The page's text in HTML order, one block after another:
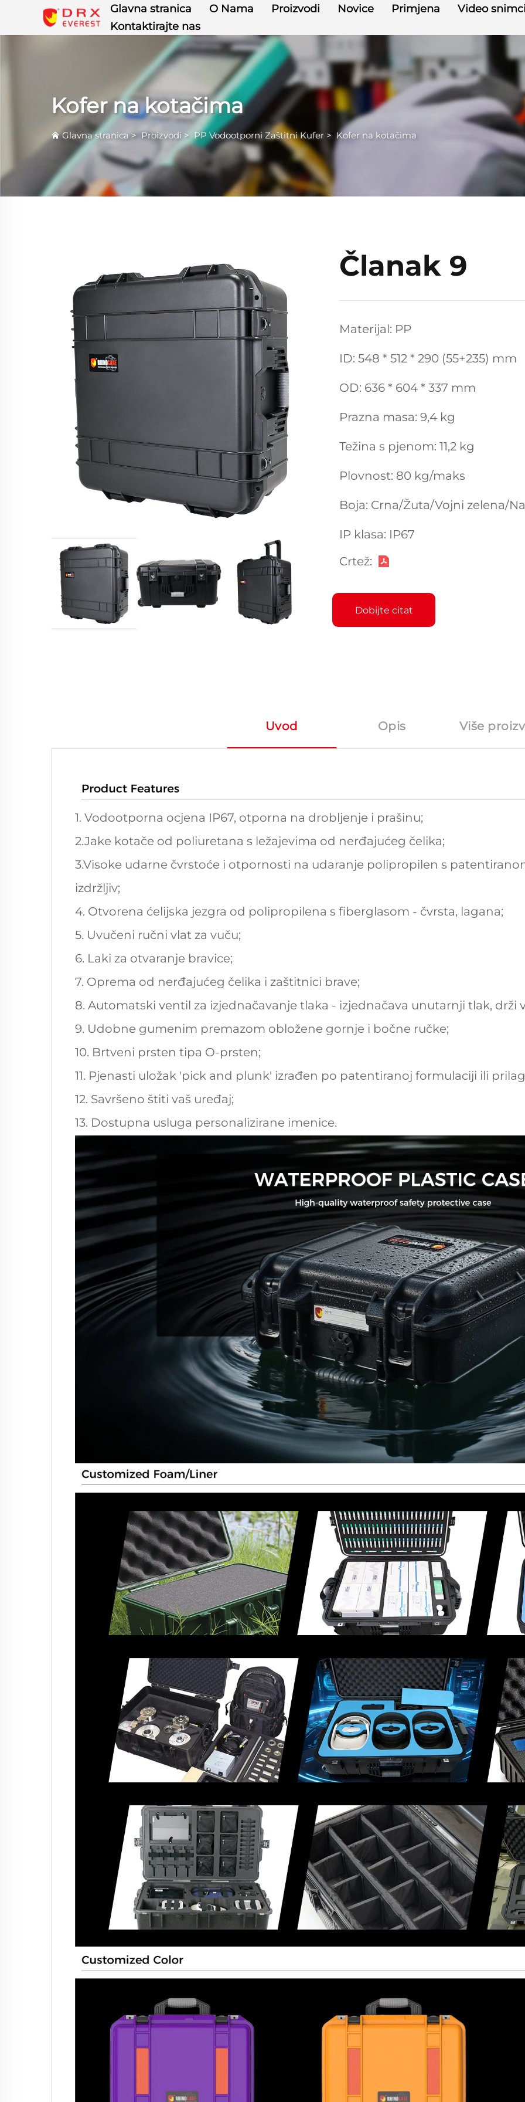
Glavna stranica O Nama Proizvodi Novice Primjena
Video
Kontaktirajte nas
Kofer na kotačima
Glavna stranica>Proizvodi >PP Vodootporni Zaštitni Kufer >Kofer na kotačima
Članak 9
Materijal: PP
ID: 548 * 512 * 290 (55+235) mm
OD: 636 * 604 * 337 mm
Prazna masa: 9,4 kg
Težina s pjenom: 11,2 kg
Plovnost: 80 kg/maks
Boja: Crna/Žuta/Vojni zelena/
IP klasa: IP67
Crtež:
Dobijte citat
Uvod Opis Više
1. Vodootporna ocjena IP67, otporna na drobljenje i prašinu;
2.Jake kotače od poliuretana s ležajevima od nerđajućeg čelika;
3.Visoke udarne čvrstoće i otpornosti na udaranje polipropilen s
izdržljiv;
4. Otvorena ćelijska jezgra od polipropilena s fiberglasom - čvrsta, lagana;
5. Uvučeni ručni vlat za vuču;
6. Laki za otvaranje bravice;
7. Oprema od nerđajućeg čelika i zaštitnici brave;
8. Automatski ventil za izjednačavanje tlaka - izjednačava unutarnji tlak, drži
9. Udobne gumenim premazom obložene gornje i bočne ručke;
10. Brtveni prsten tipa O-prsten;
11. Pjenasti uložak 'pick and plunk' izrađen po patentiranoj formulaciji ili
12. Savršeno štiti vaš uređaj;
13. Dostupna usluga personalizirane imenice.